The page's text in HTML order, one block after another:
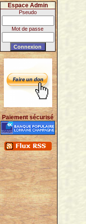
Espace Admin
Pseudo
Mot de passe
Paiement sécurisé